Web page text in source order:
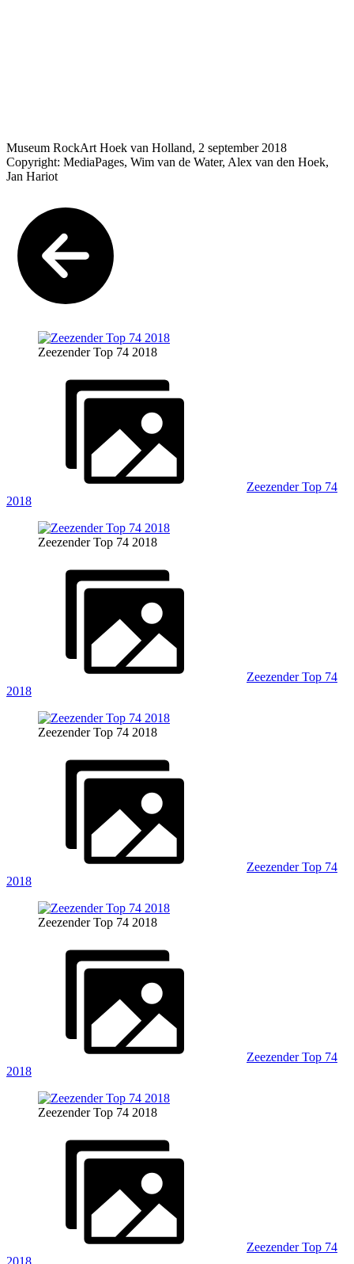
Museum RockArt Hoek van Holland, 2 september 2018
Copyright: MediaPages, Wim van de Water, Alex van den Hoek,
Jan Hariot
Zeezender Top 74 2018
Zeezender Top 74
2018
Zeezender Top 74 2018
Zeezender Top 74
2018
Zeezender Top 74 2018
Zeezender Top 74
2018
Zeezender Top 74 2018
Zeezender Top 74
2018
Zeezender Top 74 2018
Zeezender Top 74
2018